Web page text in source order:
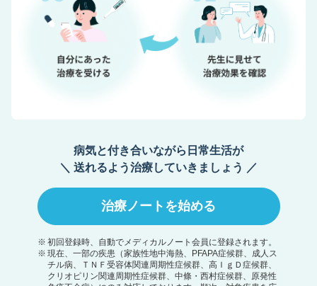
病気と付き合いながら日常生活が
＼ 送れるよう治療していきましょう ／
治療ノートを始める
初回登録時、自動でメディカルノート会員に登録されます。
現在、一部の疾患（家族性地中海熱、PFAPA症候群、成人ス
チル病、ＴＮＦ受容体関連周期性症候群、高ＩｇＤ症候群、
クリオピリン関連周期性症候群、中條・西村症候群、原発性